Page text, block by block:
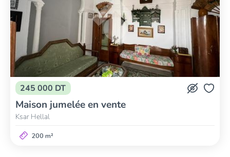
245 000 DT
Maison jumelée en vente
Ksar Hellal
200 m²